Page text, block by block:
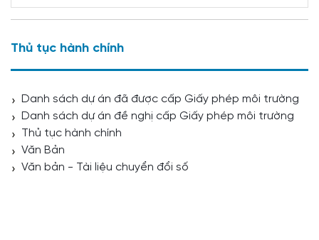
Thủ tục hành chính
Danh sách dự án đã được cấp Giấy phép môi trường
Danh sách dự án đề nghị cấp Giấy phép môi trường
Thủ tục hành chính
Văn Bản
Văn bản - Tài liệu chuyển đổi số